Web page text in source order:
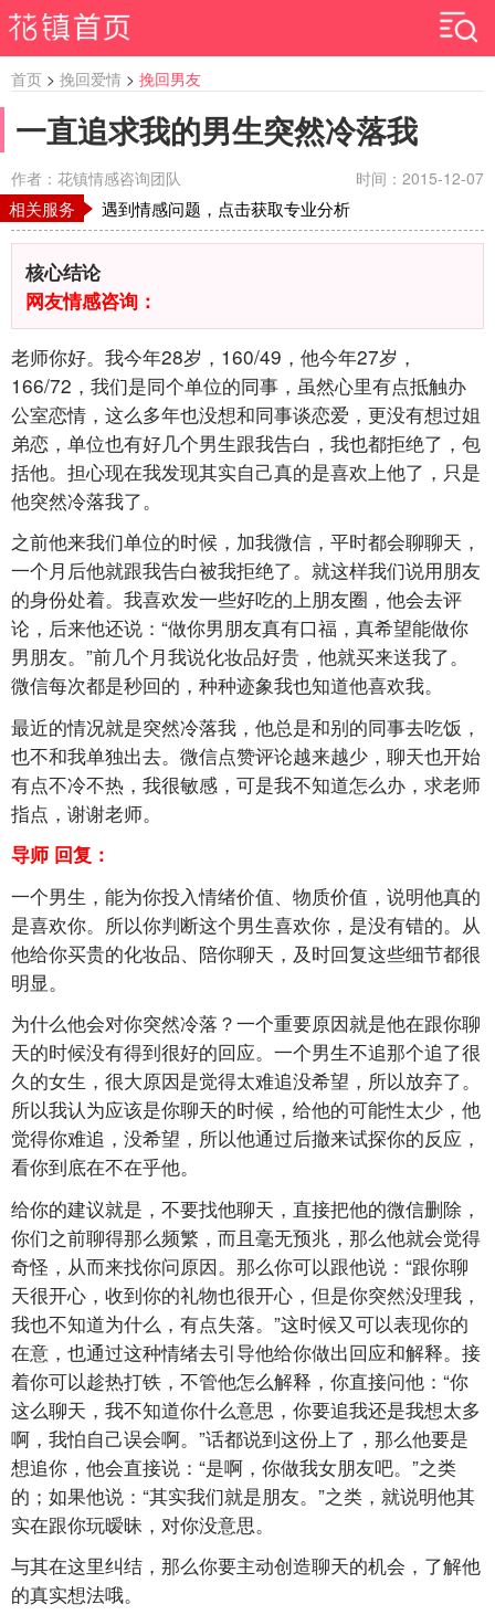
首页 > 挽回爱情 > 挽回男友
一直追求我的男生突然冷落我
作者：花镇情感咨询团队 时间：2015-12-07
相关服务 遇到情感问题，点击获取专业分析
核心结论
网友情感咨询：
老师你好。我今年28岁，160/49，他今年27岁，
166/72，我们是同个单位的同事，虽然心里有点抵触办
公室恋情，这么多年也没想和同事谈恋爱，更没有想过姐
弟恋，单位也有好几个男生跟我告白，我也都拒绝了，包
括他。担心现在我发现其实自己真的是喜欢上他了，只是
他突然冷落我了。
之前他来我们单位的时候，加我微信，平时都会聊聊天，
一个月后他就跟我告白被我拒绝了。就这样我们说用朋友
的身份处着。我喜欢发一些好吃的上朋友圈，他会去评
论，后来他还说：“做你男朋友真有口福，真希望能做你
男朋友。”前几个月我说化妆品好贵，他就买来送我了。
微信每次都是秒回的，种种迹象我也知道他喜欢我。
最近的情况就是突然冷落我，他总是和别的同事去吃饭，
也不和我单独出去。微信点赞评论越来越少，聊天也开始
有点不冷不热，我很敏感，可是我不知道怎么办，求老师
指点，谢谢老师。
导师 回复：
一个男生，能为你投入情绪价值、物质价值，说明他真的
是喜欢你。所以你判断这个男生喜欢你，是没有错的。从
他给你买贵的化妆品、陪你聊天，及时回复这些细节都很
明显。
为什么他会对你突然冷落？一个重要原因就是他在跟你聊
天的时候没有得到很好的回应。一个男生不追那个追了很
久的女生，很大原因是觉得太难追没希望，所以放弃了。
所以我认为应该是你聊天的时候，给他的可能性太少，他
觉得你难追，没希望，所以他通过后撤来试探你的反应，
看你到底在不在乎他。
给你的建议就是，不要找他聊天，直接把他的微信删除，
你们之前聊得那么频繁，而且毫无预兆，那么他就会觉得
奇怪，从而来找你问原因。那么你可以跟他说：“跟你聊
天很开心，收到你的礼物也很开心，但是你突然没理我，
我也不知道为什么，有点失落。”这时候又可以表现你的
在意，也通过这种情绪去引导他给你做出回应和解释。接
着你可以趁热打铁，不管他怎么解释，你直接问他：“你
这么聊天，我不知道你什么意思，你要追我还是我想太多
啊，我怕自己误会啊。”话都说到这份上了，那么他要是
想追你，他会直接说：“是啊，你做我女朋友吧。”之类
的；如果他说：“其实我们就是朋友。”之类，就说明他其
实在跟你玩暧昧，对你没意思。
与其在这里纠结，那么你要主动创造聊天的机会，了解他
的真实想法哦。